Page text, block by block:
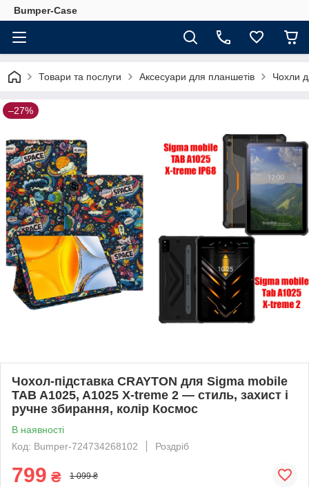
Bumper-Case
Товари та послуги Аксесуари для планшетів Чохли
–27%
Чохол-підставка CRAYTON для Sigma mobile
TAB A1025, A1025 X-treme 2 — стиль, захист і
ручне збирання, колір Космос
В наявності
Код: Bumper-724734268102
Роздріб
799 ₴ 1 099 ₴